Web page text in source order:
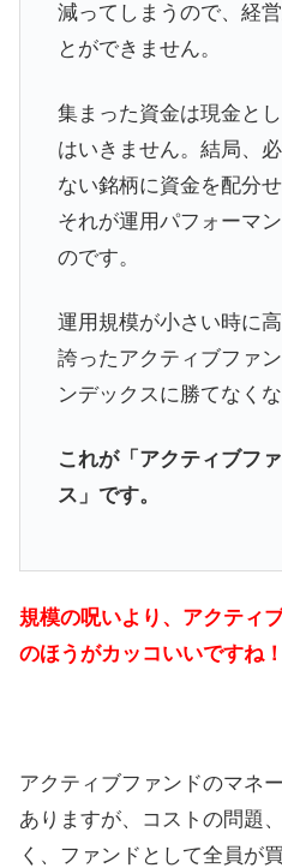
減ってしまうので、経
とができません。
集まった資金は現金と
はいきません。結局、
ない銘柄に資金を配分
それが運用パフォーマ
のです。
運用規模が小さい時に
誇ったアクティブファ
ンデックスに勝てなくな
これが「アクティブフ
ス」です。
規模の呪いより、アクティ
のほうがカッコいいですね！
アクティブファンドのマネ
ありますが、コストの問題
く、ファンドとして全員が